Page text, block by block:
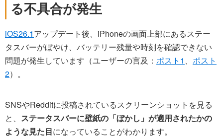
る不具合が発生
iOS26.1アップデート後、iPhoneの画面上部にあるステー
タスバーがぼやけ、バッテリー残量や時刻を確認できない
問題が発生しています（ユーザーの言及： ポスト1 、 ポスト
2）。
SNSやRedditに投稿されているスクリーンショットを見る
と、 ステータスバーに壁紙の「ぼかし」が適用されたかの
ような見た目になっていることがわかります。